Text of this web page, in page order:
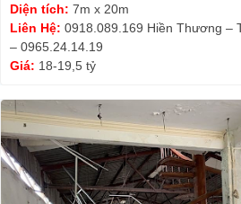
Diện tích: 7m x 20m
Liên Hệ: 0918.089.169 Hiền Thương –
– 0965.24.14.19
Giá: 18-19,5 tỷ